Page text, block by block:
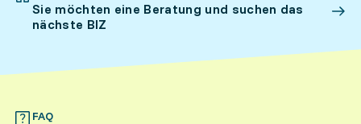
Sie möchten eine Beratung und suchen das
nächste BIZ
FAQ